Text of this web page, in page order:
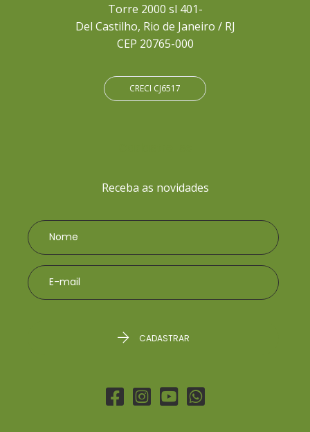
Torre 2000 sl 401-
Del Castilho, Rio de Janeiro / RJ
CEP 20765-000
CRECI CJ6517
Receba as novidades
CADASTRAR